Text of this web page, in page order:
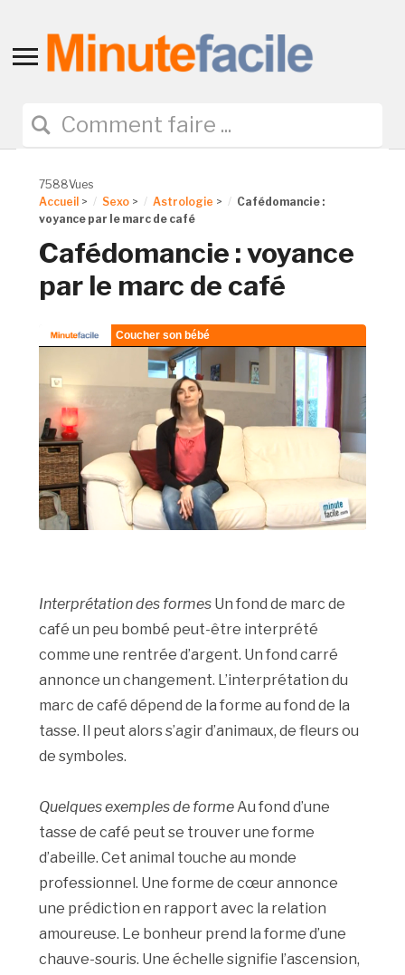
Toggle
navigation
7588Vues
Accueil > Sexo > Astrologie >
Cafédomancie :
voyance par le marc de café
Cafédomancie : voyance
par le marc de café
Interprétation des formes Un fond de marc de
café un peu bombé peut-être interprété
comme une rentrée d’argent. Un fond carré
annonce un changement. L’interprétation du
marc de café dépend de la forme au fond de la
tasse. Il peut alors s’agir d’animaux, de fleurs ou
de symboles.
Quelques exemples de formeAu fond d’une
tasse de café peut se trouver une forme
d’abeille. Cet animal touche au monde
professionnel. Une forme de cœur annonce
une prédiction en rapport avec la relation
amoureuse. Le bonheur prend la forme d’une
chauve-souris. Une échelle signifie l’ascension,